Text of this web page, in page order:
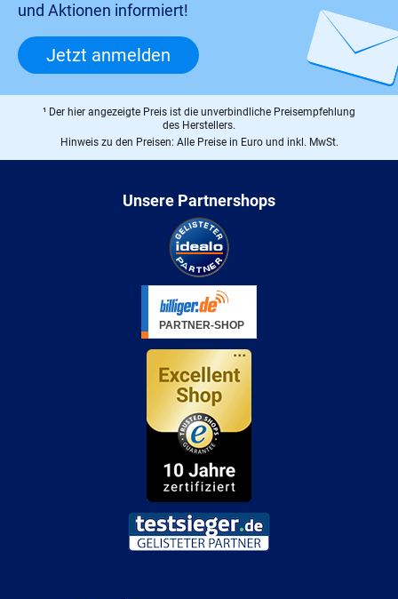
und Aktionen informiert!
Jetzt anmelden
¹ Der hier angezeigte Preis ist die unverbindliche Preisempfehlung
des Herstellers.
Hinweis zu den Preisen: Alle Preise in Euro und inkl. MwSt.
Unsere Partnershops